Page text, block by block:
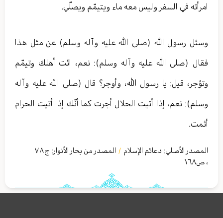
امرأته في السفر وليس معه ماء ويتيمّم ويصلّي.
وسئل رسول الله (صلى الله عليه وآله وسلم) عن مثل هذا
فقال (صلى الله عليه وآله وسلم): نعم، ائت أهلك وتيمّم
وتؤجر، قیل: يا رسول الله، وأوجر؟ قال (صلى الله عليه وآله
وسلم): نعم، إذا أتيت الحلال أجرت كما أنّك إذا أتيت الحرام
أثمت.
المصدر الأصلي: دعائم الإسلام / المصدر من بحار الأنوار: ج٧٨
، ص١٦٨